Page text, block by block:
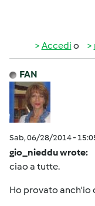
Accedi o
FAN
Sab, 06/28/2014 -
gio_nieddu wrote:
ciao a tutte.
Ho provato anch'io